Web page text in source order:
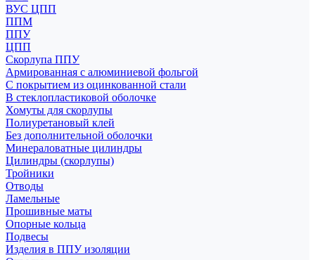
ВУС ЦПП
ППМ
ППУ
ЦПП
Скорлупа ППУ
Армированная с алюминиевой фольгой
С покрытием из оцинкованной стали
В стеклопластиковой оболочке
Хомуты для скорлупы
Полиуретановый клей
Без дополнительной оболочки
Минераловатные цилиндры
Цилиндры (скорлупы)
Тройники
Отводы
Ламельные
Прошивные маты
Опорные кольца
Подвесы
Изделия в ППУ изоляции